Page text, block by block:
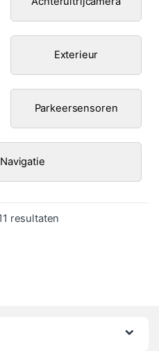
Exterieur
Parkeersensoren
resultaten